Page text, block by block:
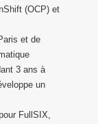
(OCP) et
et de
3 ans à
un
FullSIX,